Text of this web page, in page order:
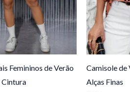
Femininos de Verão
Cintura
Camisole de
Alças Finas